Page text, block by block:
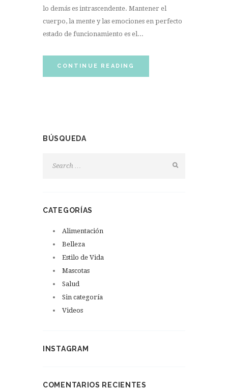
lo demás es intrascendente. Mantener el
cuerpo, la mente y las emociones en perfecto
estado de funcionamiento es el...
CONTINUE READING
BÚSQUEDA
CATEGORÍAS
Alimentación
Belleza
Estilo de Vida
Mascotas
Salud
Sin categoría
Videos
INSTAGRAM
COMENTARIOS RECIENTES